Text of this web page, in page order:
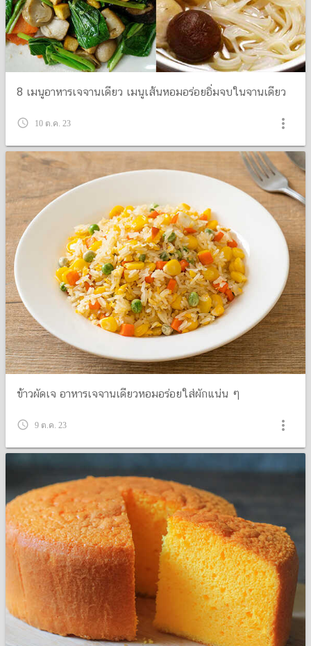
8 เมนูอาหารเจจานเดียว เมนูเส้นหอมอร่อยอิ่มจบในจานเดียว
query_builder 10 ต.ค. 23 more_vert
ข้าวผัดเจ อาหารเจจานเดียวหอมอร่อยใส่ผักแน่น ๆ
query_builder 9 ต.ค. 23 more_vert